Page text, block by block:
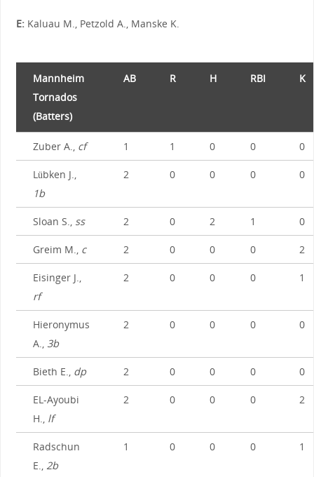
E:Kaluau M., Petzold A., Manske K.
Mannheim
Tornados
(Batters)
AB R H RBI K
Zuber A., cf 1 1 0 0 0
Lübken J.,
1b
2 0 0 0 0
Sloan S., ss 2 0 2 1 0
Greim M., c 2 0 0 0 2
Eisinger J.,
rf
2 0 0 0 1
Hieronymus
A., 3b
2 0 0 0 0
Bieth E., dp 2 0 0 0 0
EL-Ayoubi
H., lf
2 0 0 0 2
Radschun
E., 2b
1 0 0 0 1